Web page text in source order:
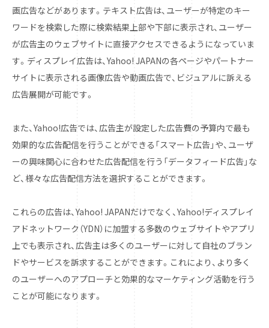
画広告などがあります。テキスト広告は、ユーザーが特定のキー
ワードを検索した際に検索結果上部や下部に表示され、ユーザー
が広告主のウェブサイトに直接アクセスできるようになっていま
す。ディスプレイ広告は、Yahoo! JAPANの各ページやパートナー
サイトに表示される画像広告や動画広告で、ビジュアルに訴える
広告展開が可能です。
また、Yahoo!広告では、広告主が設定した広告費の予算内で最も
効果的な広告配信を行うことができる「スマート広告」や、ユーザ
ーの興味関心に合わせた広告配信を行う「データフィード広告」な
ど、様々な広告配信方法を選択することができます。
これらの広告は、Yahoo! JAPANだけでなく、Yahoo!ディスプレイ
アドネットワーク（YDN）に加盟する多数のウェブサイトやアプリ
上でも表示され、広告主は多くのユーザーに対して自社のブラン
ドやサービスを訴求することができます。これにより、より多く
のユーザーへのアプローチと効果的なマーケティング活動を行う
ことが可能になります。